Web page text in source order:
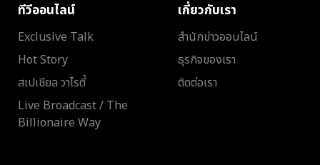
ทีวีออนไลน์
Exclusive Talk
Hot Story
สเปเชียล วาไรตี้
Live Broadcast / The
Billionaire Way
เกี่ยวกับเรา
สำนักข่าวออนไลน์
ธุรกิจของเรา
ติดต่อเรา